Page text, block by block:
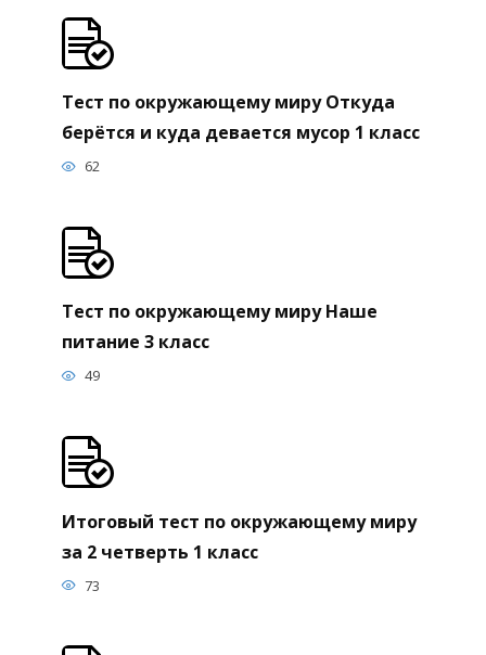
Тест по окружающему миру Откуда
берётся и куда девается мусор 1 класс
62
Тест по окружающему миру Наше
питание 3 класс
49
Итоговый тест по окружающему миру
за 2 четверть 1 класс
73